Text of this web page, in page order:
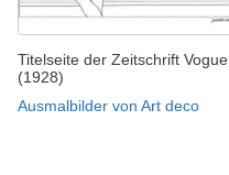
Titelseite der Zeitschrift Vogue
(1928)
Ausmalbilder von Art deco